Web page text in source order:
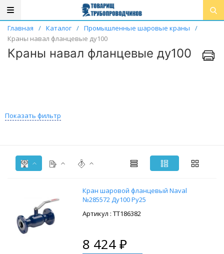
Главная / Каталог / Промышленные шаровые краны
/
Краны навал фланцевые ду100
Краны навал фланцевые ду100
Показать фильтр
Кран шаровой фланцевый Naval
№285572 Ду100 Ру25
: ТТ186382
8 424₽